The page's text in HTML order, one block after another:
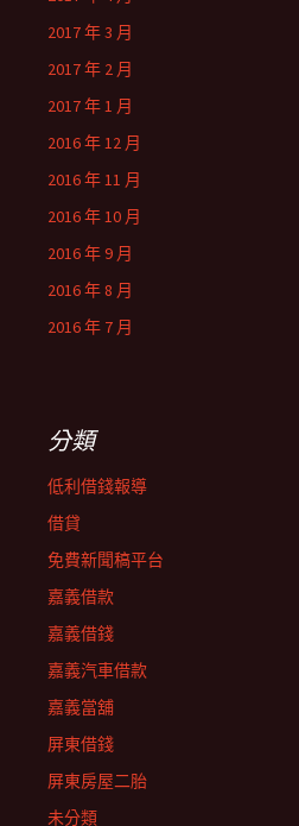
2017 年 3 月
2017 年 2 月
2017 年 1 月
2016 年 12 月
2016 年 11 月
2016 年 10 月
2016 年 9 月
2016 年 8 月
2016 年 7 月
分類
低利借錢報導
借貸
免費新聞稿平台
嘉義借款
嘉義借錢
嘉義汽車借款
嘉義當舖
屏東借錢
屏東房屋二胎
未分類